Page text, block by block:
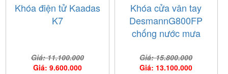
Khóa điện tử Kaadas
K7
Giá: 11.100.000
Giá: 9.600.000
Khóa cửa vân tay
DesmannG800FP
chống nước mưa
Giá: 15.800.000
Giá: 13.100.000